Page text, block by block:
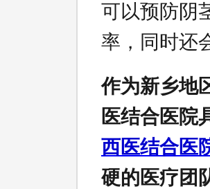
可以预防阴
率，同时还
作为新乡地
医结合医院
西医结合医
硬的医疗团